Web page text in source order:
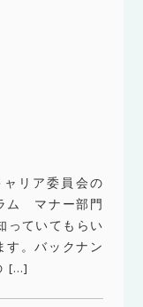
リア委員会の
ム マナー部門
っていてもらい
す。バックナン
[…]